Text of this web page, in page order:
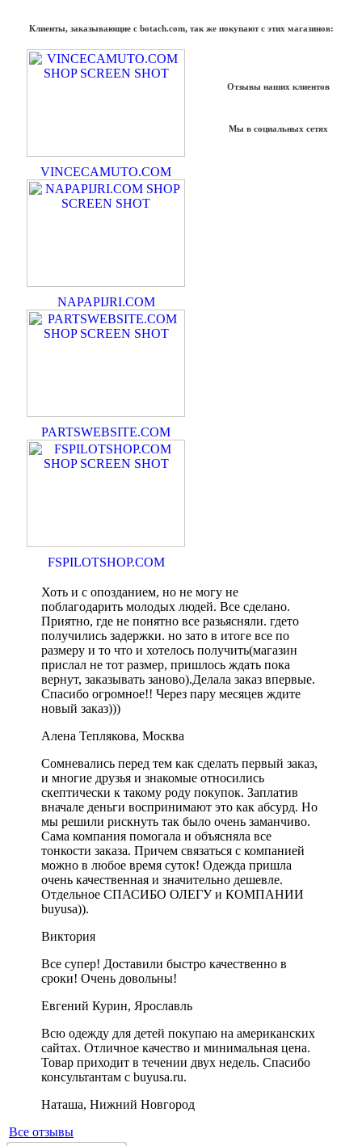
Клиенты, заказывающие с botach.com, так же покупают с этих магазинов:
VINCECAMUTO.COM
NAPAPIJRI.COM
PARTSWEBSITE.COM
FSPILOTSHOP.COM
Отзывы наших клиентов
Мы в социальных сетях
Хоть и с опозданием, но не могу не
поблагодарить молодых людей. Все сделано.
Приятно, где не понятно все разьясняли. гдето
получились задержки. но зато в итоге все по
размеру и то что и хотелось получить(магазин
прислал не тот размер, пришлось ждать пока
вернут, заказывать заново).Делала заказ впервые.
Спасибо огромное!! Через пару месяцев ждите
новый заказ)))
Алена Теплякова, Москва
Сомневались перед тем как сделать первый заказ,
и многие друзья и знакомые относились
скептически к такому роду покупок. Заплатив
вначале деньги воспринимают это как абсурд. Но
мы решили рискнуть так было очень заманчиво.
Сама компания помогала и объясняла все
тонкости заказа. Причем связаться с компанией
можно в любое время суток! Одежда пришла
очень качественная и значительно дешевле.
Отдельное СПАСИБО ОЛЕГУ и КОМПАНИИ
buyusa)).
Виктория
Все супер! Доставили быстро качественно в
сроки! Очень довольны!
Евгений Курин, Ярославль
Всю одежду для детей покупаю на американских
сайтах. Отличное качество и минимальная цена.
Товар приходит в течении двух недель. Спасибо
консультантам с buyusa.ru.
Наташа, Нижний Новгород
Все отзывы